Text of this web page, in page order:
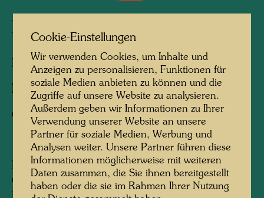
La Picaudière
La Pacaudière, Frankreich, 2010
Fotograf:Martin Schreiber
Copyright:Hundertwasser Archiv
Den Bauernhof La Picaudière, gelegen an der
Grenze von Normandie und Persche, hat
Cookie-Einstellungen
Wir verwenden Cookies, um Inhalte und
Anzeigen zu personalisieren, Funktionen für
soziale Medien anbieten zu können und die
Zugriffe auf unsere Website zu analysieren.
Außerdem geben wir Informationen zu Ihrer
Verwendung unserer Website an unsere
Partner für soziale Medien, Werbung und
Analysen weiter. Unsere Partner führen diese
Informationen möglicherweise mit weiteren
Daten zusammen, die Sie ihnen bereitgestellt
haben oder die sie im Rahmen Ihrer Nutzung